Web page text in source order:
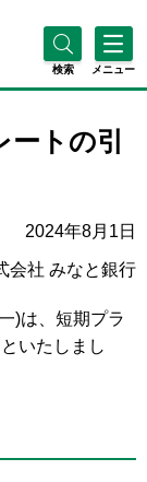
検索 メニュー
トの引
2024年8月1日
会社 みなと銀行
)は、短期プラ
いたしまし